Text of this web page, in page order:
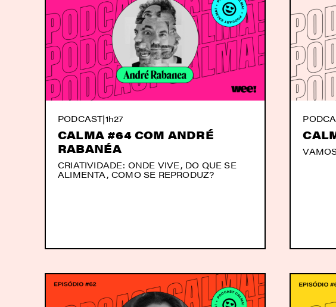
PODCAST|1h27
CALMA #64 COM ANDRÉ
RABANÉA
CRIATIVIDADE: ONDE VIVE, DO QUE SE
ALIMENTA, COMO SE REPRODUZ?